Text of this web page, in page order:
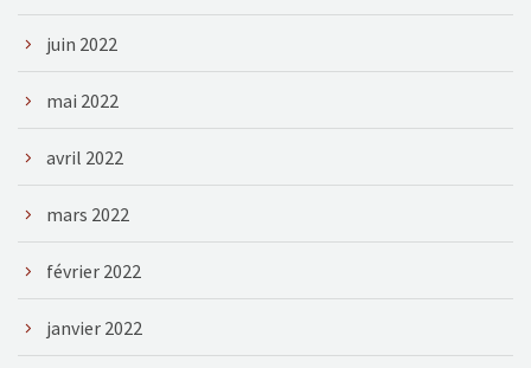
juin 2022
mai 2022
avril 2022
mars 2022
février 2022
janvier 2022